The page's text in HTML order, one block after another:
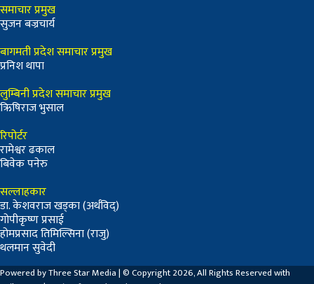
समाचार प्रमुख
सुजन बज्रचार्य
बागमती प्रदेश समाचार प्रमुख
प्रनिश थापा
लुम्बिनी प्रदेश समाचार प्रमुख
ऋिषिराज भुसाल
रिपोर्टर
रामेश्वर ढकाल
बिवेक पनेरु
सल्लाहकार
डा. केशवराज खड्का (अर्थविद्)
गोपीकृष्ण प्रसाई
होमप्रसाद तिमिल्सिना (राजु)
थलमान सुवेदी
Powered by Three Star Media | © Copyright 2026, All Rights Reserved with